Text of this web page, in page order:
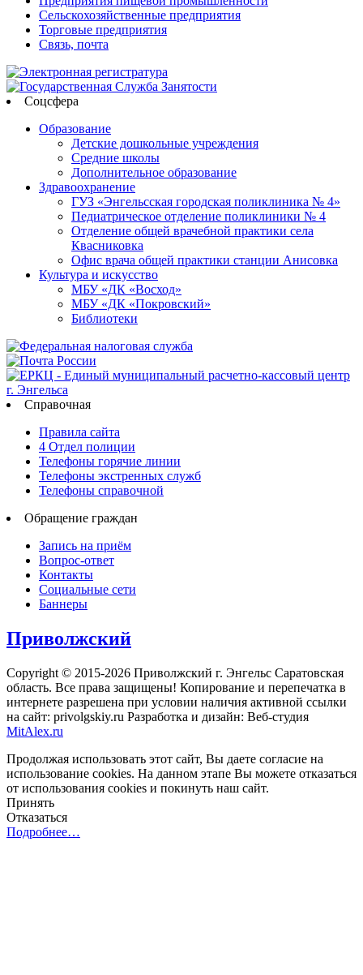
Сельскохозяйственные предприятия
Торговые предприятия
Связь, почта
Соцсфера
Образование
Детские дошкольные учреждения
Средние школы
Дополнительное образование
Здравоохранение
ГУЗ «Энгельсская городская поликлиника № 4»
Педиатрическое отделение поликлиники № 4
Отделение общей врачебной практики села
Квасниковка
Офис врача общей практики станции Анисовка
Культура и искусство
МБУ «ДК «Восход»
МБУ «ДК «Покровский»
Библиотеки
Справочная
Правила сайта
4 Отдел полиции
Телефоны горячие линии
Телефоны экстренных служб
Телефоны справочной
Обращение граждан
Запись на приём
Вопрос-ответ
Контакты
Социальные сети
Баннеры
Приволжский
Copyright © 2015-2026 Приволжский г. Энгельс Саратовская
область. Все права защищены! Копирование и перепечатка в
интернете разрешена при условии наличия активной ссылки
на сайт: privolgskiy.ru Разработка и дизайн: Веб-студия
MitAlex.ru
Продолжая использовать этот сайт, Вы даете согласие на
использование cookies. На данном этапе Вы можете отказаться
от использования cookies и покинуть наш сайт.
Принять
Отказаться
Подробнее…